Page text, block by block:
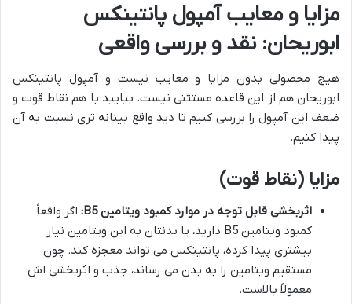
مزایا و معایب آمپول پانتینکس
ابوریحان: نقد و بررسی واقعی
هیچ محصولی بدون مزایا و معایب نیست و آمپول پانتینکس
ابوریحان هم از این قاعده مستثنی نیست. بیایید با هم نقاط قوت و
ضعف این آمپول را بررسی کنیم تا دید واقع بینانه تری نسبت به آن
پیدا کنیم.
مزایا (نقاط قوت)
اثربخشی قابل توجه در موارد کمبود ویتامین B5:
اگر واقعاً
کمبود ویتامین B5 دارید، یا بدنتان به این ویتامین نیاز
بیشتری پیدا کرده، پانتینکس می تواند معجزه کند. چون
مستقیم ویتامین را به بدن می رساند، جذب و اثربخشی اش
معمولاً بالاست.